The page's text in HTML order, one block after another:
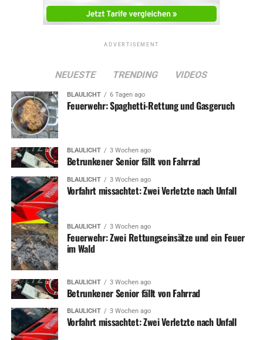
ADVERTISEMENT
NEUESTE TRENDING VIDEOS
BLAULICHT 6 Tagen ago
Feuerwehr: Spaghetti-Rettung und Gasgeruch
BLAULICHT 3 Wochen ago
Betrunkener Senior fällt von Fahrrad
BLAULICHT 3 Wochen ago
Vorfahrt missachtet: Zwei Verletzte nach Unfall
BLAULICHT 3 Wochen ago
Feuerwehr: Zwei Rettungseinsätze und ein Feuer
im Wald
BLAULICHT 3 Wochen ago
Betrunkener Senior fällt von Fahrrad
BLAULICHT 3 Wochen ago
Vorfahrt missachtet: Zwei Verletzte nach Unfall